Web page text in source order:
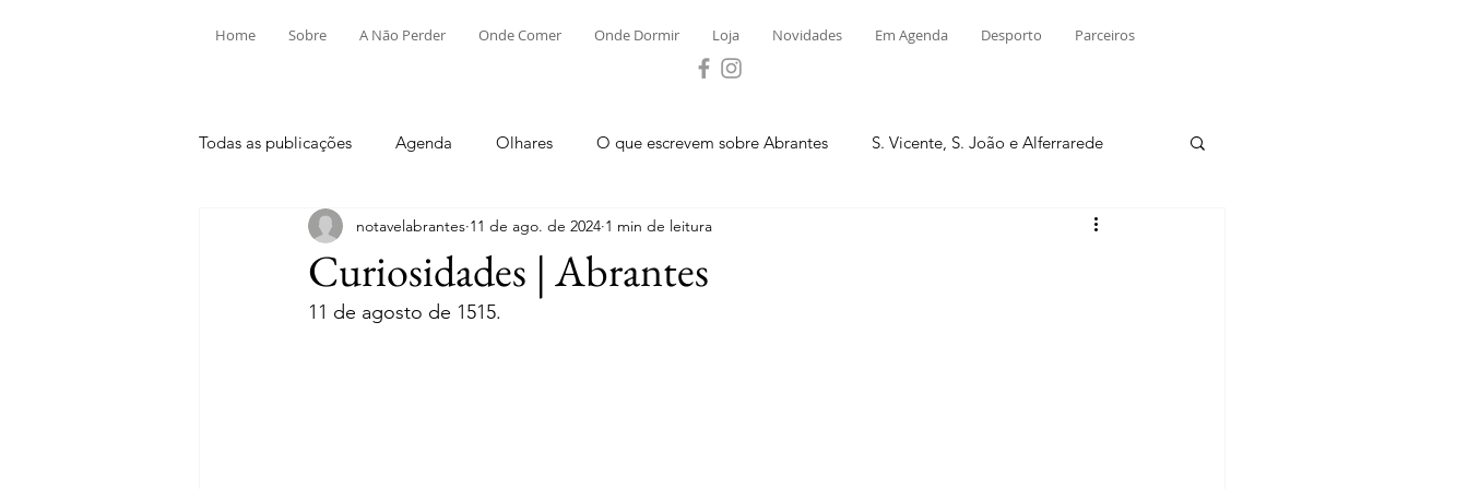
Home Sobre A Não Perder Onde Comer Onde Dormir Loja Novidades Em Agenda Desporto Parceiros
Todas as publicações Agenda Olhares O que escrevem sobre Abrantes S. Vicente, S. João e Alferrarede
Aldeia do Mato e Souto Alvega e Concavada Bemposta
Mouriscas Pego Rio de Moinhos
Curiosidades | Abrantes
notavelabrantes 11 de ago. de 2024 1 min de leitura
11 de agosto de 1515.